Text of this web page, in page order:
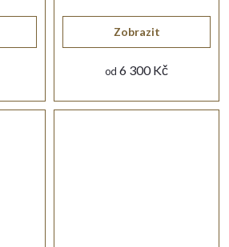
od 6 300 Kč
Zobrazit